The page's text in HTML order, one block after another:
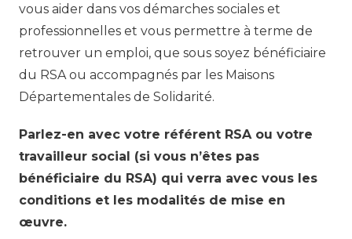
vous aider dans vos démarches sociales et
professionnelles et vous permettre à terme de
retrouver un emploi, que sous soyez bénéficiaire
du RSA ou accompagnés par les Maisons
Départementales de Solidarité.
Parlez-en avec votre référent RSA ou votre
travailleur social (si vous n’êtes pas
bénéficiaire du RSA) qui verra avec vous les
conditions et les modalités de mise en
œuvre.